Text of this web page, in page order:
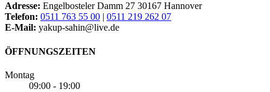
Adresse: Engelbosteler Damm 27 30167 Hannover
Telefon: 0511 763 55 00
0511 219 262 07
E-Mail: yakup-sahin@live.de
ÖFFNUNGSZEITEN
Montag
09:00 - 19:00